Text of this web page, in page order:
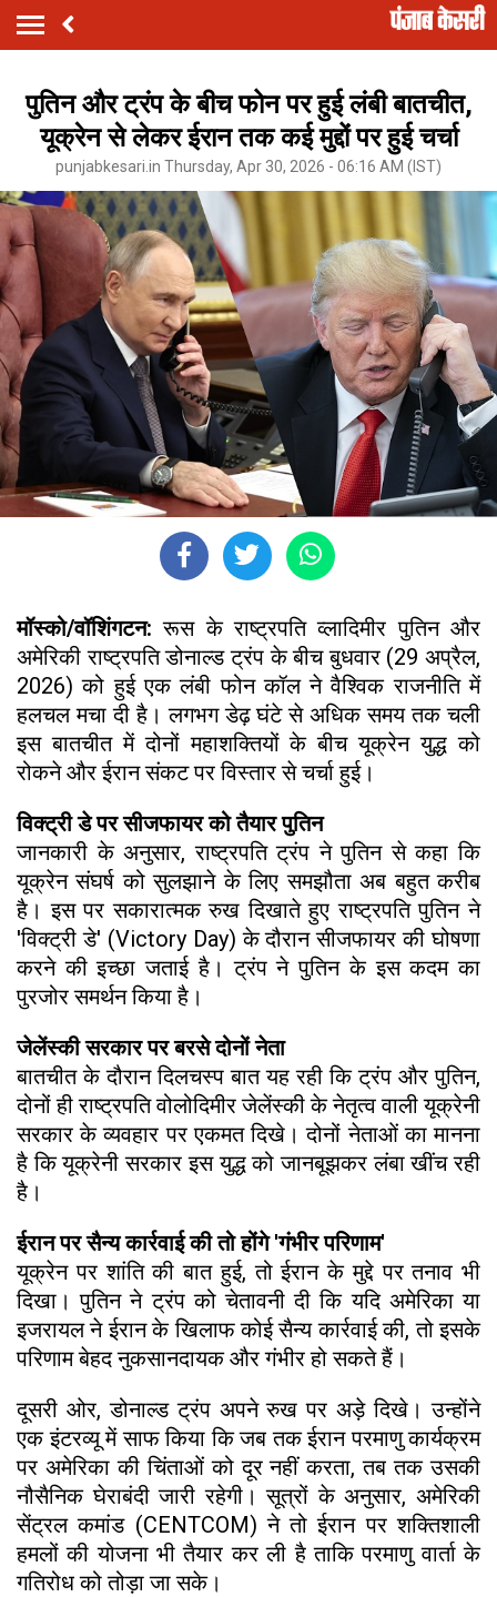
पुतिन और ट्रंप के बीच फोन पर हुई लंबी बातचीत,
यूक्रेन से लेकर ईरान तक कई मुद्दों पर हुई चर्चा
punjabkesari.in Thursday, Apr 30, 2026 - 06:16 AM (IST)
मॉस्को/वॉशिंगटन:रूस के राष्ट्रपति व्लादिमीर पुतिन और
अमेरिकी राष्ट्रपति डोनाल्ड ट्रंप के बीच बुधवार (29 अप्रैल,
2026) को हुई एक लंबी फोन कॉल ने वैश्विक राजनीति में
हलचल मचा दी है। लगभग डेढ़ घंटे से अधिक समय तक चली
इस बातचीत में दोनों महाशक्तियों के बीच यूक्रेन युद्ध को
रोकने और ईरान संकट पर विस्तार से चर्चा हुई।
विक्ट्री डे पर सीजफायर को तैयार पुतिन
जानकारी के अनुसार, राष्ट्रपति ट्रंप ने पुतिन से कहा कि
यूक्रेन संघर्ष को सुलझाने के लिए समझौता अब बहुत करीब
है। इस पर सकारात्मक रुख दिखाते हुए राष्ट्रपति पुतिन ने
'विक्ट्री डे' (Victory Day) के दौरान सीजफायर की घोषणा
करने की इच्छा जताई है। ट्रंप ने पुतिन के इस कदम का
पुरजोर समर्थन किया है।
जेलेंस्की सरकार पर बरसे दोनों नेता
बातचीत के दौरान दिलचस्प बात यह रही कि ट्रंप और पुतिन,
दोनों ही राष्ट्रपति वोलोदिमीर जेलेंस्की के नेतृत्व वाली यूक्रेनी
सरकार के व्यवहार पर एकमत दिखे। दोनों नेताओं का मानना
है कि यूक्रेनी सरकार इस युद्ध को जानबूझकर लंबा खींच रही
है।
ईरान पर सैन्य कार्रवाई की तो होंगे 'गंभीर परिणाम'
यूक्रेन पर शांति की बात हुई, तो ईरान के मुद्दे पर तनाव भी
दिखा। पुतिन ने ट्रंप को चेतावनी दी कि यदि अमेरिका या
इजरायल ने ईरान के खिलाफ कोई सैन्य कार्रवाई की, तो इसके
परिणाम बेहद नुकसानदायक और गंभीर हो सकते हैं।
दूसरी ओर, डोनाल्ड ट्रंप अपने रुख पर अड़े दिखे। उन्होंने
एक इंटरव्यू में साफ किया कि जब तक ईरान परमाणु कार्यक्रम
पर अमेरिका की चिंताओं को दूर नहीं करता, तब तक उसकी
नौसैनिक घेराबंदी जारी रहेगी। सूत्रों के अनुसार, अमेरिकी
सेंट्रल कमांड (CENTCOM) ने तो ईरान पर शक्तिशाली
हमलों की योजना भी तैयार कर ली है ताकि परमाणु वार्ता के
गतिरोध को तोड़ा जा सके।